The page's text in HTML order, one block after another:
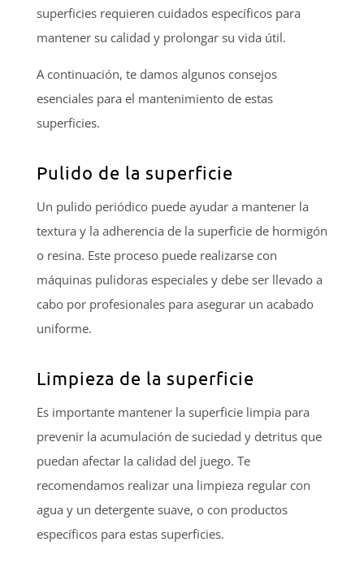
superficies requieren cuidados específicos para
mantener su calidad y prolongar su vida útil.
A continuación, te damos algunos consejos
esenciales para el mantenimiento de estas
superficies.
Pulido de la superficie
Un pulido periódico puede ayudar a mantener la
textura y la adherencia de la superficie de hormigón
o resina. Este proceso puede realizarse con
máquinas pulidoras especiales y debe ser llevado a
cabo por profesionales para asegurar un acabado
uniforme.
Limpieza de la superficie
Es importante mantener la superficie limpia para
prevenir la acumulación de suciedad y detritus que
puedan afectar la calidad del juego. Te
recomendamos realizar una limpieza regular con
agua y un detergente suave, o con productos
específicos para estas superficies.